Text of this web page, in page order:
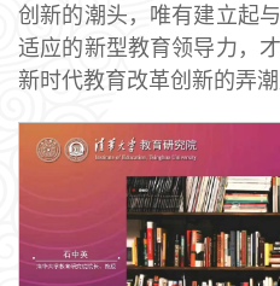
创新的潮头，唯有建立起
适应的新型教育领导力，
新时代教育改革创新的弄潮